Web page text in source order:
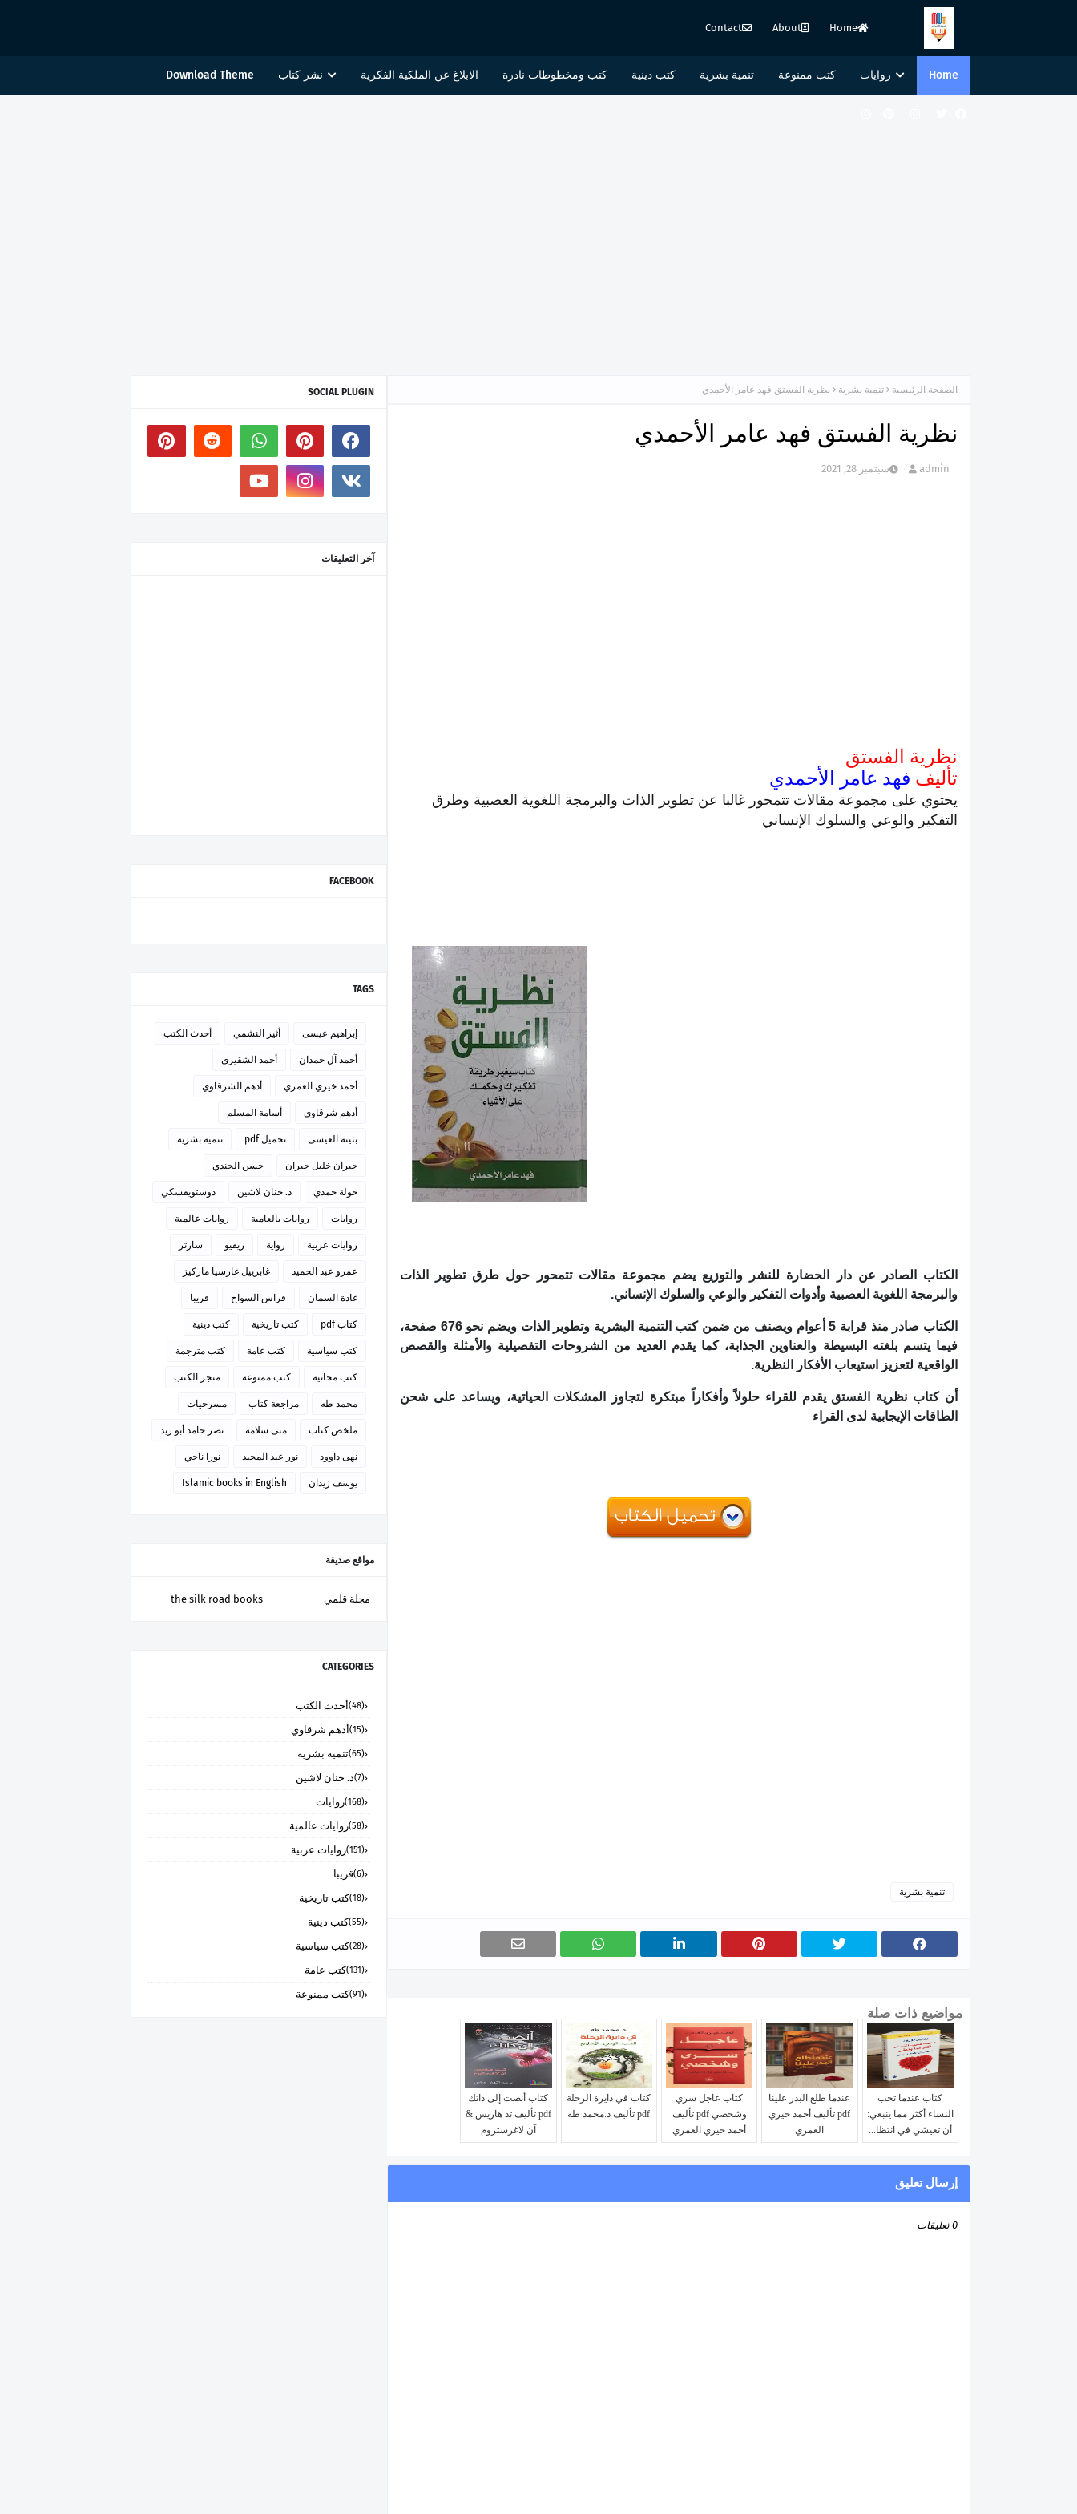
Home
About
Contact
Home روايات كتب ممنوعة تنمية بشرية كتب دينية كتب ومخطوطات نادرة الابلاغ عن الملكية الفكرية نشر كتاب Download Theme
الصفحة الرئيسية تنمية بشرية نظرية الفستق فهد عامر الأحمدي
نظرية الفستق فهد عامر الأحمدي
admin سبتمبر 28, 2021
نظرية الفستق
تأليف فهد عامر الأحمدي
يحتوي على مجموعة مقالات تتمحور غالبا عن تطوير الذات والبرمجة اللغوية العصبية وطرق
التفكير والوعي والسلوك الإنساني
الكتاب الصادر عن دار الحضارة للنشر والتوزيع يضم مجموعة مقالات تتمحور حول طرق تطوير الذات
والبرمجة اللغوية العصبية وأدوات التفكير والوعي والسلوك الإنساني.
الكتاب صادر منذ قرابة 5 أعوام ويصنف من ضمن كتب التنمية البشرية وتطوير الذات ويضم نحو 676 صفحة،
فيما يتسم بلغته البسيطة والعناوين الجذابة، كما يقدم العديد من الشروحات التفصيلية والأمثلة والقصص
الواقعية لتعزيز استيعاب الأفكار النظرية.
أن كتاب نظرية الفستق يقدم للقراء حلولاً وأفكاراً مبتكرة لتجاوز المشكلات الحياتية، ويساعد على شحن
الطاقات الإيجابية لدى القراء
تنمية بشرية
مواضيع ذات صلة
كتاب عندما تحب
النساء أكثر مما ينبغي:
أن تعيشي في انتظا...
عندما طلع البدر علينا
pdf تأليف أحمد خيري
العمري
كتاب عاجل سري
وشخصي pdf تأليف
أحمد خيري العمري
كتاب في دايرة الرحلة
pdf تأليف د.محمد طه
كتاب أنصت إلى ذاتك
pdf تأليف تد هاريس &
آن لاغرستروم
إرسال تعليق
0 تعليقات
SOCIAL PLUGIN
آخر التعليقات
FACEBOOK
TAGS
إبراهيم عيسى أثير النشمي أحدث الكتب
أحمد آل حمدان أحمد الشقيري
أحمد خيري العمري أدهم الشرقاوي
أدهم شرقاوي أسامة المسلم
بثينة العيسى تحميل pdf تنمية بشرية
جبران خليل جبران حسن الجندي
خولة حمدي د. حنان لاشين دوستويفسكي
روايات روايات بالعامية روايات عالمية
روايات عربية رواية ريفيو سارتر
عمرو عبد الحميد غابرييل غارسيا ماركيز
غادة السمان فراس السواح قريبا
كتاب pdf كتب تاريخية كتب دينية
كتب سياسية كتب عامة كتب مترجمة
كتب مجانية كتب ممنوعة متجر الكتب
محمد طه مراجعة كتاب مسرحيات
ملخص كتاب منى سلامه نصر حامد أبو زيد
نهى داوود نور عبد المجيد نورا ناجي
يوسف زيدان Islamic books in English
مواقع صديقة
مجلة قلمي the silk road books
CATEGORIES
أحدث الكتب (48)
أدهم شرقاوي (15)
تنمية بشرية (65)
د. حنان لاشين (7)
روايات (168)
روايات عالمية (58)
روايات عربية (151)
قريبا (6)
كتب تاريخية (18)
كتب دينية (55)
كتب سياسية (28)
كتب عامة (131)
كتب ممنوعة (91)